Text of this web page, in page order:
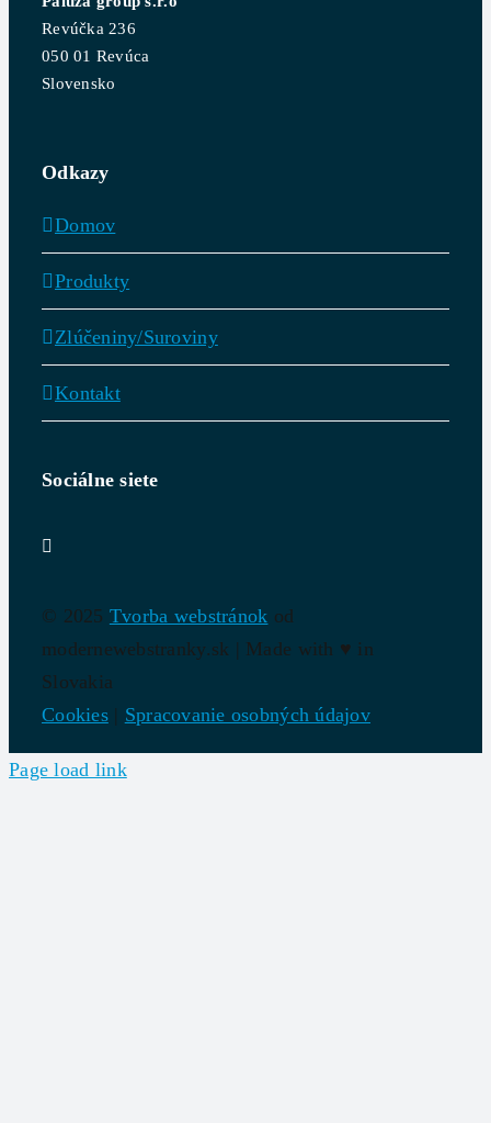
Revúčka 236
050 01 Revúca
Slovensko
Odkazy
Domov
Produkty
Zlúčeniny/Suroviny
Kontakt
Sociálne siete
© 2025 Tvorba webstránok od
modernewebstranky.sk | Made with ♥ in
Slovakia
Cookies | Spracovanie osobných údajov
Page load link